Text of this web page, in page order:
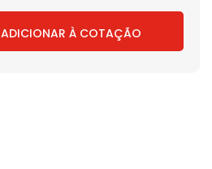
ADICIONAR À COTAÇÃO